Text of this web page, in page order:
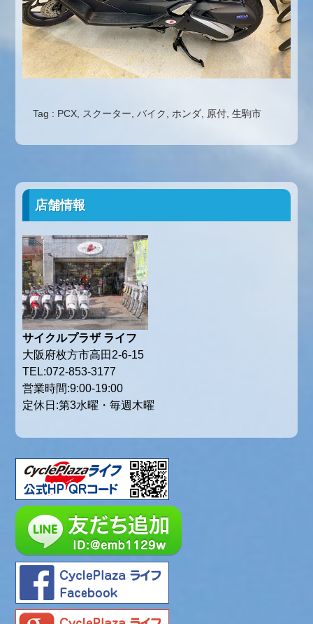
Tag : PCX, スクーター,バイク,ホンダ, 原付,生駒市
店舗情報
サイクルプラザ ライフ
大阪府枚方市高田2-6-15
TEL:072-853-3177
営業時間:9:00-19:00
定休日:第3水曜・毎週木曜